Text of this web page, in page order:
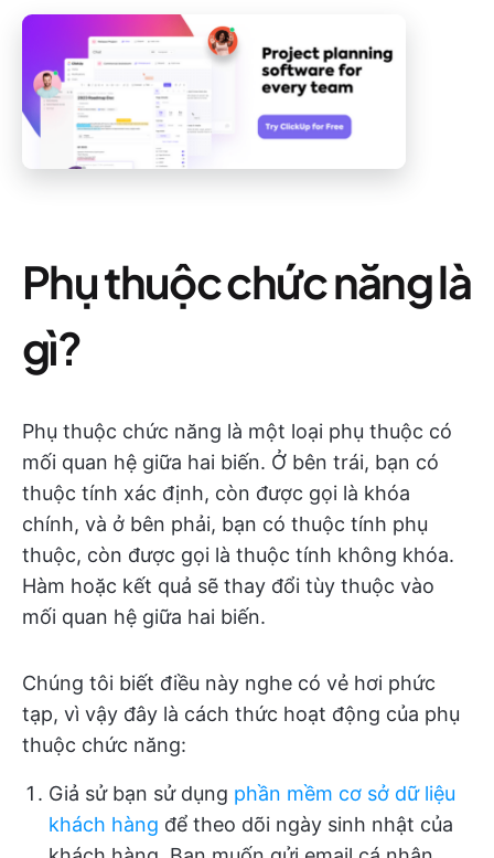
Phụ thuộc chức năng là
gì?
Phụ thuộc chức năng là một loại phụ thuộc có
mối quan hệ giữa hai biến. Ở bên trái, bạn có
thuộc tính xác định, còn được gọi là khóa
chính, và ở bên phải, bạn có thuộc tính phụ
thuộc, còn được gọi là thuộc tính không khóa.
Hàm hoặc kết quả sẽ thay đổi tùy thuộc vào
mối quan hệ giữa hai biến.
Chúng tôi biết điều này nghe có vẻ hơi phức
tạp, vì vậy đây là cách thức hoạt động của phụ
thuộc chức năng:
Giả sử bạn sử dụng phần mềm cơ sở dữ liệu
khách hàng để theo dõi ngày sinh nhật của